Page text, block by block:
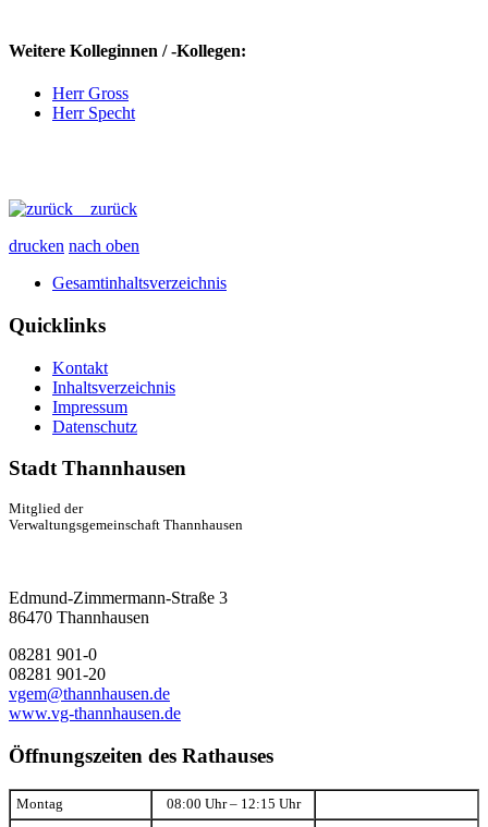
Weitere Kolleginnen / -Kollegen:
Herr Gross
Herr Specht
zurück
drucken nach oben
Gesamtinhaltsverzeichnis
Quicklinks
Kontakt
Inhaltsverzeichnis
Impressum
Datenschutz
Stadt Thannhausen
Mitglied der
Verwaltungsgemeinschaft Thannhausen
Edmund-Zimmermann-Straße 3
86470 Thannhausen
08281 901-0
08281 901-20
vgem@thannhausen.de
www.vg-thannhausen.de
Öffnungszeiten des Rathauses
Montag 08:00 Uhr – 12:15 Uhr